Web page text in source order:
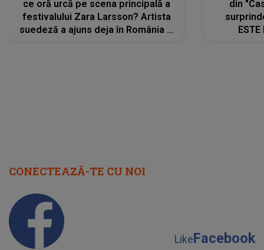
ce oră urcă pe scena principală a
festivalului Zara Larsson? Artista
suedeză a ajuns deja în România și
din
CONECTEAZĂ-TE CU NOI
LikeFacebook